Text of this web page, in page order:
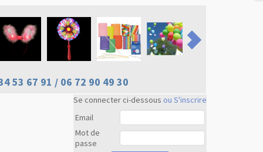
53 67 91 / 06 72 90 49 30
Se connecter ci-dessous ou S'inscrire
Email
Mot de
passe